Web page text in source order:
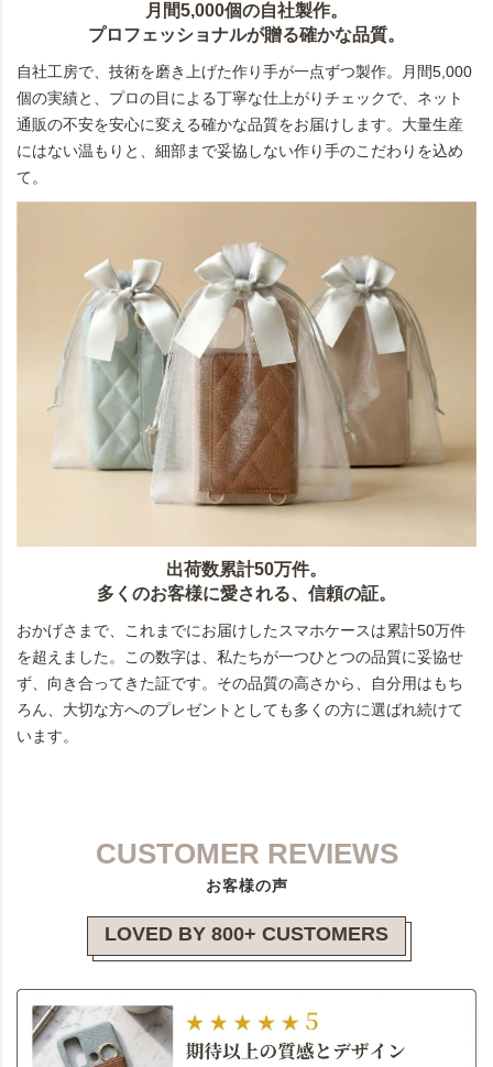
月間5,000個の自社製作。
プロフェッショナルが贈る確かな品質。
自社工房で、技術を磨き上げた作り手が一点ずつ製作。月間5,000
個の実績と、プロの目による丁寧な仕上がりチェックで、ネット
通販の不安を安心に変える確かな品質をお届けします。大量生産
にはない温もりと、細部まで妥協しない作り手のこだわりを込め
て。
出荷数累計50万件。
多くのお客様に愛される、信頼の証。
おかげさまで、これまでにお届けしたスマホケースは累計50万件
を超えました。この数字は、私たちが一つひとつの品質に妥協せ
ず、向き合ってきた証です。その品質の高さから、自分用はもち
ろん、大切な方へのプレゼントとしても多くの方に選ばれ続けて
います。
CUSTOMER REVIEWS
お客様の声
LOVED BY 800+ CUSTOMERS